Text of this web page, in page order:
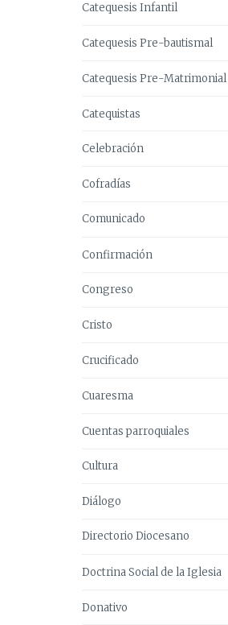
Catequesis Infantil
Catequesis Pre-bautismal
Catequesis Pre-Matrimonial
Catequistas
Celebración
Cofradías
Comunicado
Confirmación
Congreso
Cristo
Crucificado
Cuaresma
Cuentas parroquiales
Cultura
Diálogo
Directorio Diocesano
Doctrina Social de la Iglesia
Donativo